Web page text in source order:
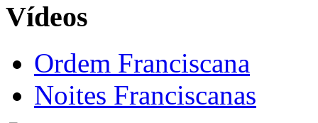
Vídeos
Ordem Franciscana
Noites Franciscanas